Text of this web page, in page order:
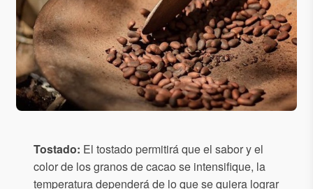
Tostado: El tostado permitirá que el sabor y el
color de los granos de cacao se intensifique, la
temperatura dependerá de lo que se quiera lograr